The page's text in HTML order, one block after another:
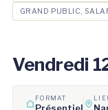
GRAND PUBLIC,
Vendredi
FORMAT